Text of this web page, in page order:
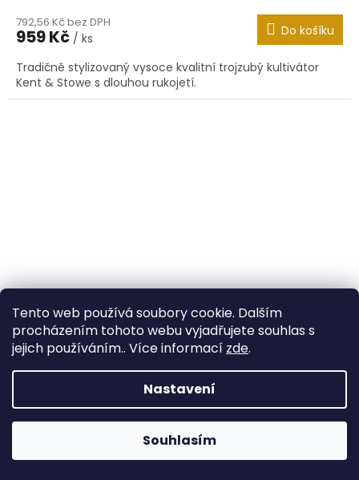
Tento web používá soubory cookie. Dalším
procházením tohoto webu vyjadřujete souhlas s
jejich používáním.. Více informací zde.
Nastavení
Souhlasím
792,56 Kč bez DPH
959 Kč / ks Do košíku
Tradičně stylizovaný vysoce kvalitní trojzubý kultivátor
Kent & Stowe s dlouhou rukojetí.
Trojzubý kypřič půdy nerez 28 cmKent & Stowe
(70100087)
Skladem(>10 ks)
299 Kč Do košíku